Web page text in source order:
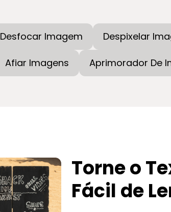
Desfocar Imagem Despixelar
Afiar Imagens Aprimorador De
Torne o
Fácil de